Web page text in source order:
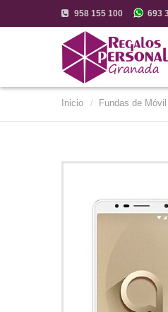
958 155 100 693
Inicio / Fundas de Móvil